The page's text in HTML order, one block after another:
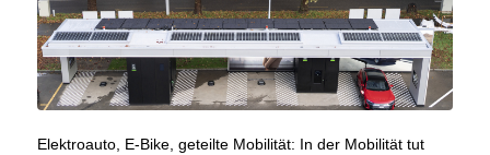
Elektroauto, E-Bike, geteilte Mobilität: In der Mobilität tut